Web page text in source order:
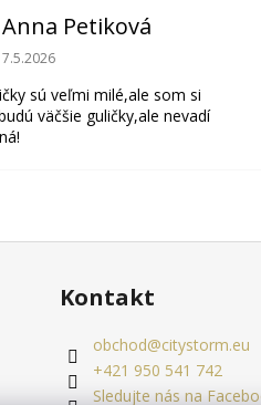
Anna Petiková
Hodnotenie obchodu je 5 z 5
7.5.2026
sú veľmi milé,ale som si
väčšie guličky,ale nevadí
Kontakt
obchod@citystorm.eu
+421 950 541 742
Sledujte nás na